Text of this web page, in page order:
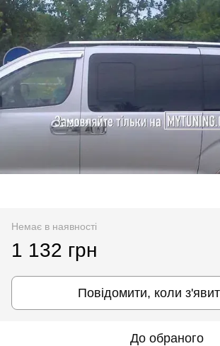
Немає в наявності
1 132 грн
Повідомити, коли
До обраного